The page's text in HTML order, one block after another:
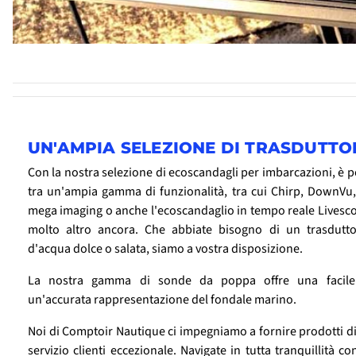
UN'AMPIA SELEZIONE DI
Con la nostra selezione di ecoscandagli per imbarcazioni, è
tra un'ampia gamma di funzionalità, tra cui Chirp,
mega imaging o anche l'ecoscandaglio in tempo reale
molto altro ancora. Che abbiate bisogno di un
d'acqua dolce o salata, siamo a vostra disposizione.
La nostra gamma di sonde da poppa offre una
un'accurata rappresentazione del fondale marino.
Noi di Comptoir Nautique ci impegniamo a fornire prodotti
servizio clienti eccezionale. Navigate in tutta tranquillità